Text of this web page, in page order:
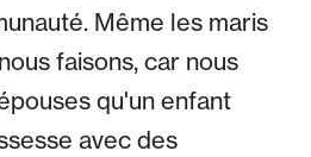
Même les maris
faisons, car nous
qu'un enfant
avec des